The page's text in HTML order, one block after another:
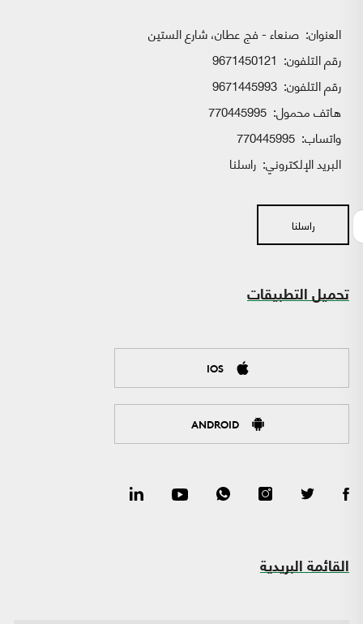
العنوان: صنعاء - فج عطان، شارع الستين
رقم التلفون: 9671450121
رقم التلفون: 9671445993
هاتف محمول: 770445995
واتساب:
البريد الإلكتروني: راسلنا
راسلنا
تحميل التطبيقات
IOS
ANDROID
القائمة البريدية